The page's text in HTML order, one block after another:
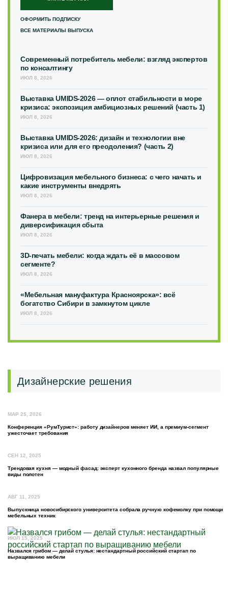
ОФОРМИТЬ ПОДПИСКУ
ВСЕ МАТЕРИАЛЫ ВЫПУСКА
Современный потребитель мебели: взгляд экспертов
по консалтингу
ИЮЛ 8, 2026
Выставка UMIDS-2026 — оплот стабильности в море
кризиса: экспозиция амбициозных решений (часть 1)
ИЮЛ 8, 2026
Выставка UMIDS-2026: дизайн и технологии вне
кризиса или для его преодоления? (часть 2)
ИЮЛ 8, 2026
Цифровизация мебельного бизнеса: с чего начать и
какие инструменты внедрять
ИЮЛ 8, 2026
Фанера в мебели: тренд на интерьерные решения и
диверсификация сбыта
ИЮЛ 8, 2026
3D-печать мебели: когда ждать её в массовом
сегменте?
ИЮЛ 8, 2026
«Мебельная мануфактура Красноярска»: всё
богатство Сибири в замкнутом цикле
ИЮЛ 8, 2026
Дизайнерские решения
МАР 25, 2026
Конференция «РумТурист»: работу дизайнеров меняет ИИ, а премиум-сегмент
ужесточает требования
СЕН 12, 2025
Трендовая кухня — модный фасад: эксперт кухонного бренда назвал популярные
виды полотен
АВГ 11, 2025
Выпускница новосибирского университета собрала ручную кофемолку при помощи
мебельных техник
ИЮЛ 15, 2025
Назвался грибом — делай стулья: нестандартный российский стартап по
выращиванию мебели